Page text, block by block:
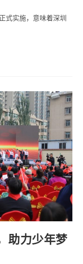
式实施，意味着深圳
助力少年梦